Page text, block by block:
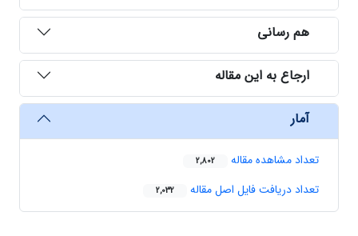
هم رسانی
ارجاع به این مقاله
آمار
تعداد مشاهده مقاله 2,802
تعداد دریافت فایل اصل مقاله 2,032